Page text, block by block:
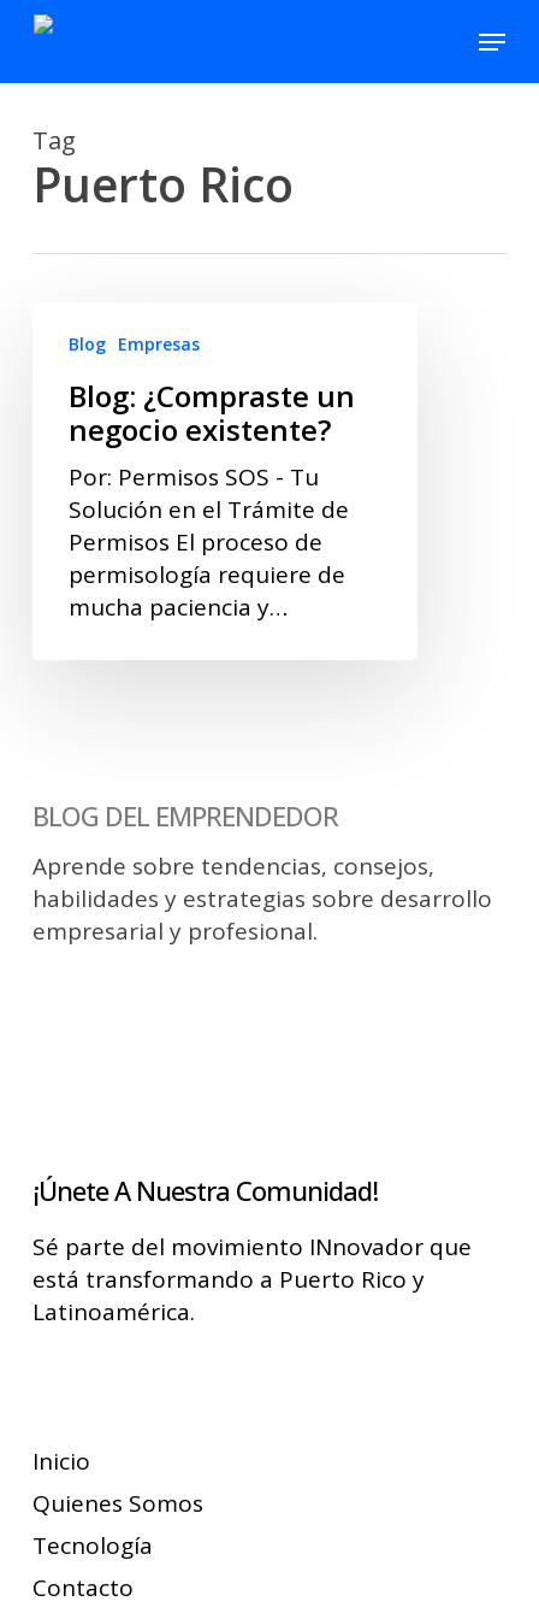
Skip
main
Menu
Tag
Puerto Rico
¿Compraste
negocio
existente?
Blog Empresas
Blog: ¿Compraste un
negocio existente?
Por: Permisos SOS - Tu
Solución en el Trámite de
Permisos El proceso de
permisología requiere de
mucha paciencia y…
BLOG DEL EMPRENDEDOR
Aprende sobre tendencias, consejos,
habilidades y estrategias sobre desarrollo
empresarial y profesional.
¡Únete A Nuestra Comunidad!
Sé parte del movimiento INnovador que
está transformando a Puerto Rico y
Latinoamérica.
Inicio
Quienes Somos
Tecnología
Contacto